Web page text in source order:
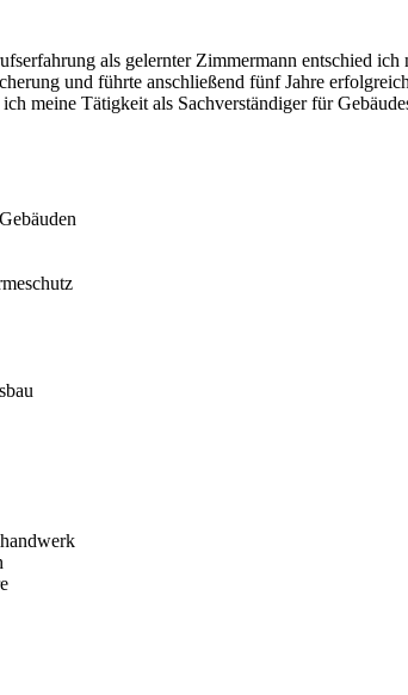
als gelernter Zimmermann entschied
und führte anschließend fünf Jahre
meine Tätigkeit als Sachverständiger für